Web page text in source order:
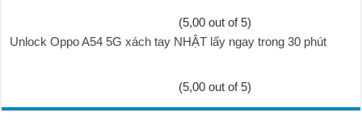
(5,00 out of 5)
Unlock Oppo A54 5G xách tay NHẬT lấy ngay trong 30 phút
(5,00 out of 5)